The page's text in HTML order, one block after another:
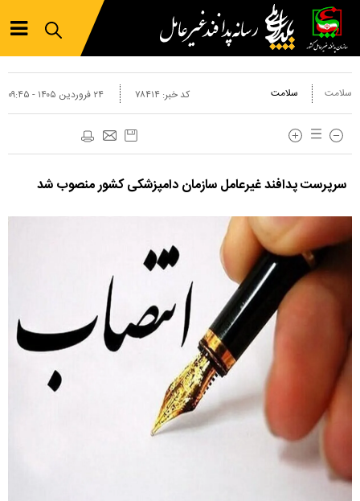
سلامت سلامت ۲۴ فروردين ۱۴۰۵ - ۰۹:۴۵ کد خبر:۷۸۴۱۴
سرپرست پدافند غیرعامل سازمان دامپزشکی کشور منصوب شد